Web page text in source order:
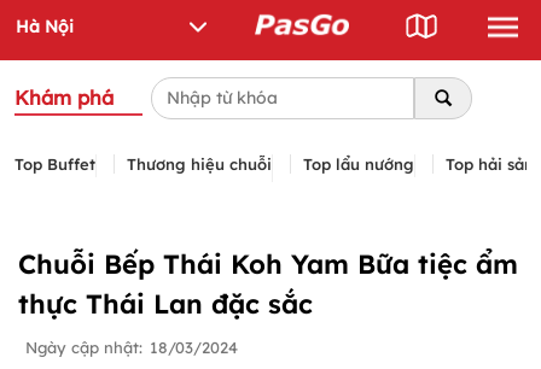
Khám phá
Top Buffet Thương hiệu chuỗi Top lẩu nướng Top hải sản
Chuỗi Bếp Thái Koh Yam Bữa tiệc ẩm
thực Thái Lan đặc sắc
Ngày cập nhật: 18/03/2024